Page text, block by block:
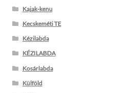
Kajak-kenu
Kecskeméti TE
Kézilabda
KÉZILABDA
Kosárlabda
Külföld